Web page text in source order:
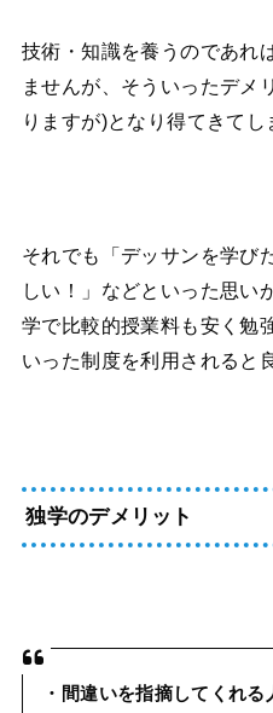
技術・知識を養うのであれ
ませんが、そういったデメ
りますが)となり得てきてし
それでも「デッサンを学び
しい！」などといった思い
学で比較的授業料も安く勉
いった制度を利用されると
独学のデメリット
・間違いを指摘してくれる